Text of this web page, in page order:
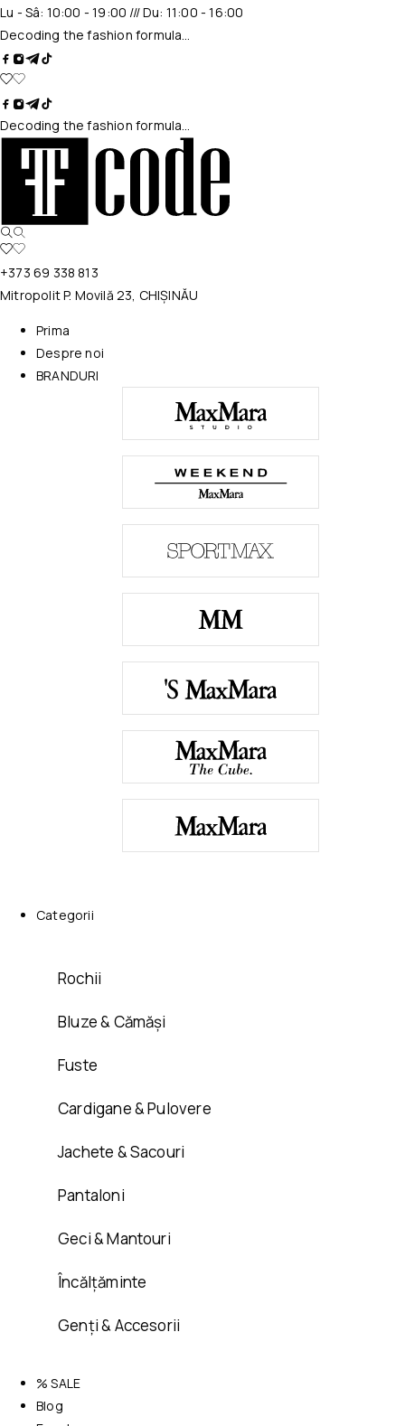
Lu - Sâ: 10:00 - 19:00 /// Du: 11:00 - 16:00
Decoding the fashion formula…
Decoding the fashion formula…
+373 69 338 813
Mitropolit P. Movilă 23, CHIȘINĂU
Prima
Despre noi
BRANDURI
Categorii
Rochii
Bluze & Cămăși
Fuste
Cardigane & Pulovere
Jachete & Sacouri
Pantaloni
Geci & Mantouri
Încălțăminte
Genți & Accesorii
% SALE
Blog